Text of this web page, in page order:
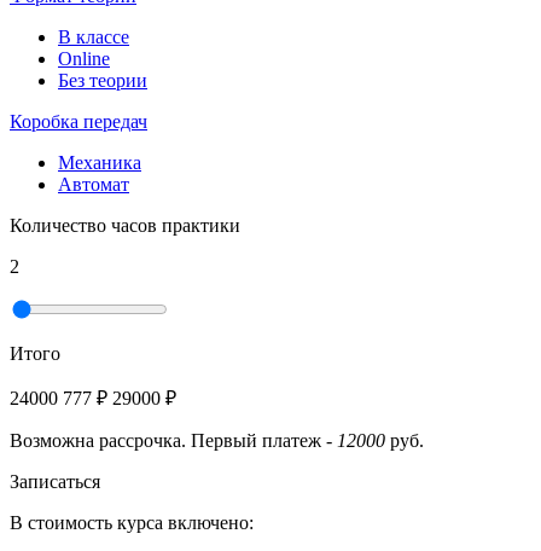
В классе
Online
Без теории
Коробка передач
Механика
Автомат
Количество часов практики
2
Итого
24000 777 ₽ 29000 ₽
Возможна рассрочка. Первый платеж - 12000 руб.
Записаться
В стоимость курса включено: